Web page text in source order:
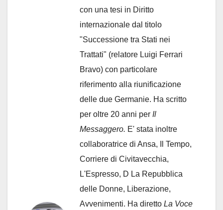
con una tesi in Diritto
internazionale dal titolo
"Successione tra Stati nei
Trattati" (relatore Luigi Ferrari
Bravo) con particolare
riferimento alla riunificazione
delle due Germanie. Ha scritto
per oltre 20 anni per Il
Messaggero. E' stata inoltre
collaboratrice di Ansa, Il Tempo,
Corriere di Civitavecchia,
L'Espresso, D La Repubblica
delle Donne, Liberazione,
Avvenimenti. Ha diretto La Voce